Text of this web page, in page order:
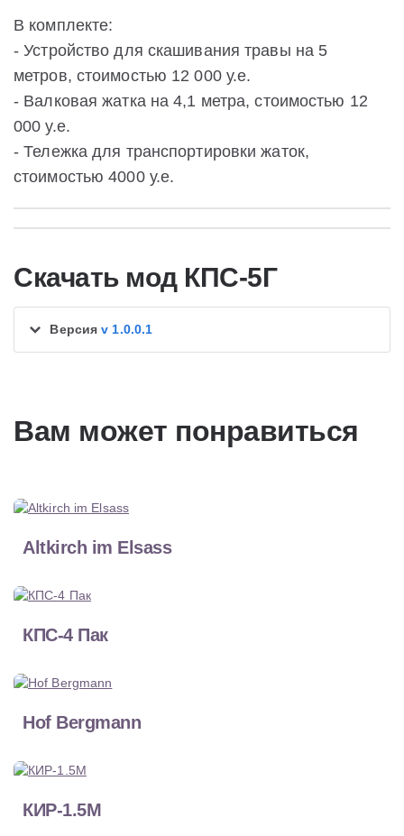
В комплекте:
- Устройство для скашивания травы на 5
метров, стоимостью 12 000 у.е.
- Валковая жатка на 4,1 метра, стоимостью 12
000 у.е.
- Тележка для транспортировки жаток,
стоимостью 4000 у.е.
Скачать мод КПС-5Г
Версияv 1.0.0.1
Вам может понравиться
Altkirch im Elsass
КПС-4 Пак
Hof Bergmann
КИР-1.5М